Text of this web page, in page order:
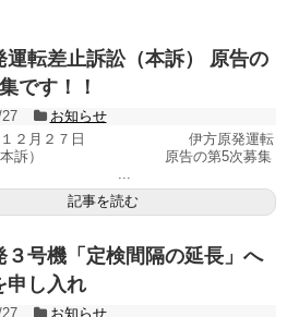
運転差止訴訟（本訴） 原告の
です！！
お知らせ
年１２月２７日 伊方原発運転
（本訴） 原告の第5次募集
え ...
記事を読む
３号機「定検間隔の延長」へ
申し入れ
お知らせ